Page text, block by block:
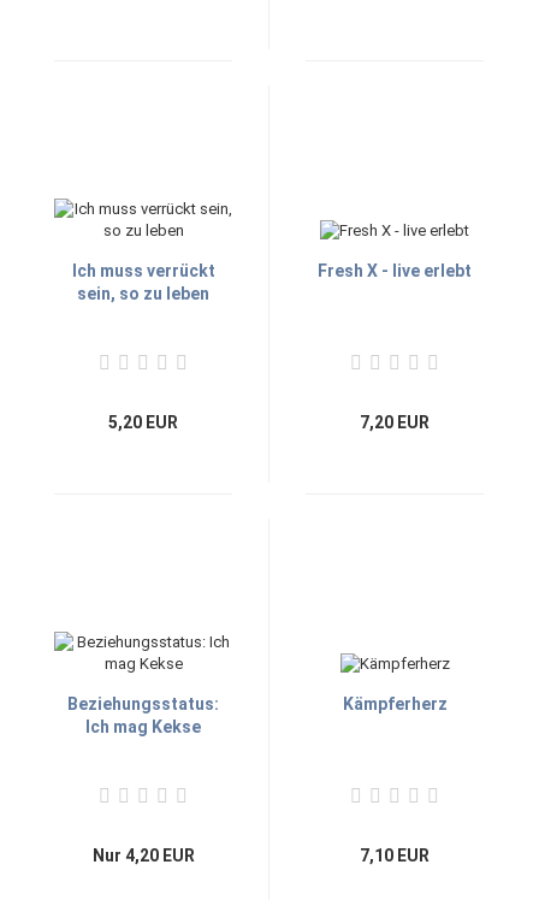
Ich muss verrückt
sein, so zu leben
5,20 EUR
Fresh X - live erlebt
7,20 EUR
Beziehungsstatus:
Ich mag Kekse
Nur 4,20 EUR
Kämpferherz
7,10 EUR